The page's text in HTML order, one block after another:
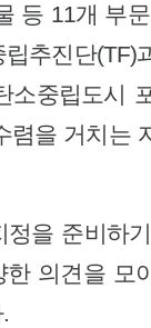
등 11개 부
추진단(TF)
소중립도시
렴을 거치는
정을 준비하
의견을 모